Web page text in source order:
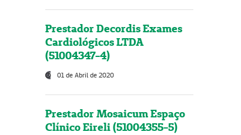
Prestador Decordis Exames
Cardiológicos LTDA
(51004347-4)
01 de Abril de 2020
Prestador Mosaicum Espaço
Clínico Eireli (51004355-5)